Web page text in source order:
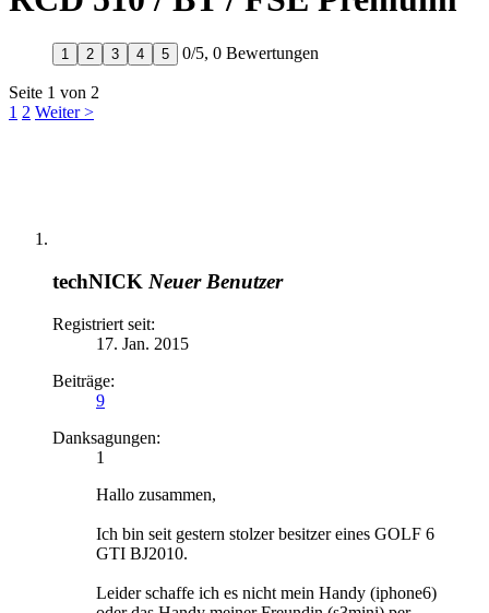
1 2 3 4 5 0/5, 0 Bewertungen
Seite 1 von 2
1 2 Weiter >
techNICK Neuer Benutzer
Registriert seit:
17. Jan. 2015
Beiträge:
9
Danksagungen:
1
Hallo zusammen,
Ich bin seit gestern stolzer besitzer eines GOLF 6
GTI BJ2010.
Leider schaffe ich es nicht mein Handy (iphone6)